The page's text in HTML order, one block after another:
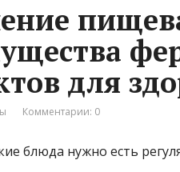
для
Комментарии: 0
блюда нужно есть